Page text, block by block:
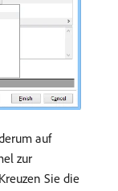
auf
zur
Sie die